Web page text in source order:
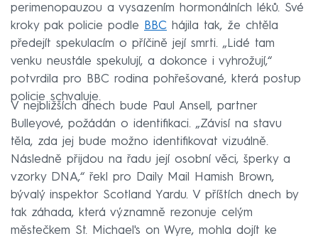
perimenopauzou a vysazením hormonálních léků. Své
kroky pak policie podle
BBC hájila tak, že chtěla
předejít spekulacím o příčině její smrti. „Lidé tam
venku neustále spekulují, a dokonce i vyhrožují,“
potvrdila pro BBC rodina pohřešované, která postup
policie schvaluje.
V nejbližších dnech bude Paul Ansell, partner
Bulleyové, požádán o identifikaci. „Závisí na stavu
těla, zda jej bude možno identifikovat vizuálně.
Následně přijdou na řadu její osobní věci, šperky a
vzorky DNA,“ řekl pro Daily Mail Hamish Brown,
bývalý inspektor Scotland Yardu. V příštích dnech by
tak záhada, která významně rezonuje celým
městečkem St. Michael's on Wyre, mohla dojít ke